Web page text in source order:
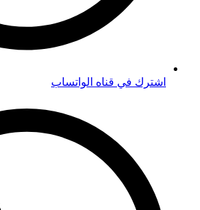
اشترك في قناه الواتساب